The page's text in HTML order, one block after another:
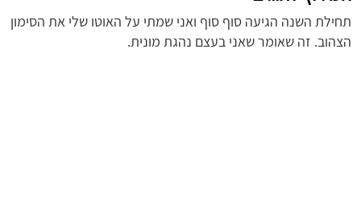
תחילת השנה הגיעה סוף סוף ואני שמתי על האוטו שלי את הסימון
הצהוב. זה שאומר שאני בעצם נהגת מונית.